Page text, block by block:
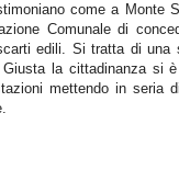
come a Monte
Comunale di
edili. Si tratta di una
la cittadinanza si
mettendo in seria